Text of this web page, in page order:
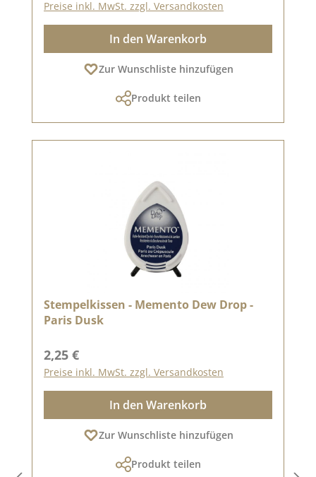
Preise inkl. MwSt. zzgl. Versandkosten
In den Warenkorb
Zur Wunschliste hinzufügen
Produkt teilen
Stempelkissen - Memento Dew Drop -
Paris Dusk
Regulärer Preis:
2,25 €
Preise inkl. MwSt. zzgl. Versandkosten
In den Warenkorb
Zur Wunschliste hinzufügen
Produkt teilen